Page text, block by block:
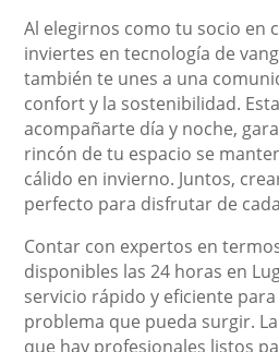
Al elegirnos como tu socio en
inviertes en tecnología de
también te unes a una
confort y la sostenibilidad.
acompañarte día y noche,
rincón de tu espacio se
cálido en invierno. Juntos,
perfecto para disfrutar de
Contar con expertos en
disponibles las 24 horas en
servicio rápido y eficiente
problema que pueda surgir.
que hay profesionales listos